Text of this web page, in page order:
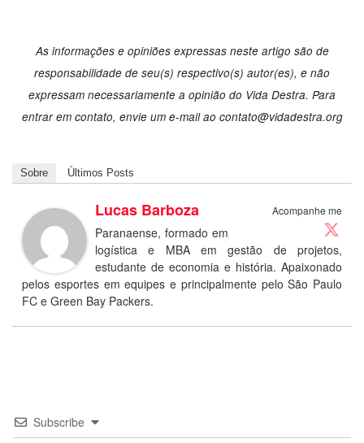
As informações e opiniões expressas neste artigo são de
responsabilidade de seu(s) respectivo(s) autor(es), e não
expressam necessariamente a opinião do Vida Destra. Para
entrar em contato, envie um e-mail ao contato@vidadestra.org
Sobre Últimos Posts
Acompanhe me
Lucas Barboza
Paranaense, formado em
logística e MBA em gestão de projetos,
estudante de economia e história. Apaixonado
pelos esportes em equipes e principalmente pelo São Paulo
FC e Green Bay Packers.
Subscribe